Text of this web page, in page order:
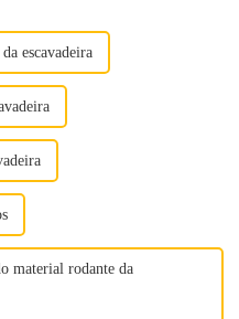
escavadeira
material rodante da